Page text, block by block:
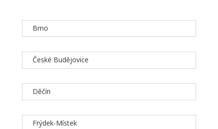
Brno
České Budějovice
Děčín
Frýdek-Místek